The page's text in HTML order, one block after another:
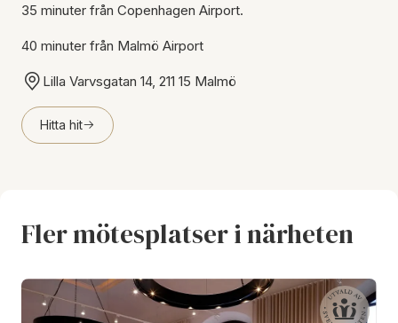
35 minuter från Copenhagen Airport.
40 minuter från Malmö Airport
Lilla Varvsgatan 14, 211 15 Malmö
Hitta hit
Fler mötesplatser i närheten